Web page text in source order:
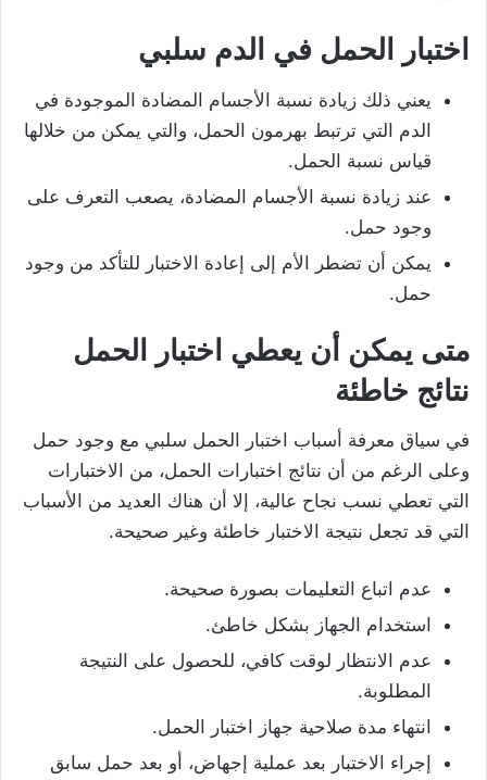
اختبار الحمل في الدم سلبي
يعني ذلك زيادة نسبة الأجسام المضادة الموجودة في
الدم التي ترتبط بهرمون الحمل، والتي يمكن من خلالها
قياس نسبة الحمل.
عند زيادة نسبة الأجسام المضادة، يصعب التعرف على
وجود حمل.
يمكن أن تضطر الأم إلى إعادة الاختبار للتأكد من وجود
حمل.
متى يمكن أن يعطي اختبار الحمل
نتائج خاطئة
في سياق معرفة أسباب اختبار الحمل سلبي مع وجود حمل
وعلى الرغم من أن نتائج اختبارات الحمل، من الاختبارات
التي تعطي نسب نجاح عالية، إلا أن هناك العديد من الأسباب
التي قد تجعل نتيجة الاختبار خاطئة وغير صحيحة.
عدم اتباع التعليمات بصورة صحيحة.
استخدام الجهاز بشكل خاطئ.
عدم الانتظار لوقت كافي، للحصول على النتيجة
المطلوبة.
انتهاء مدة صلاحية جهاز اختبار الحمل.
إجراء الاختبار بعد عملية إجهاض، أو بعد حمل سابق